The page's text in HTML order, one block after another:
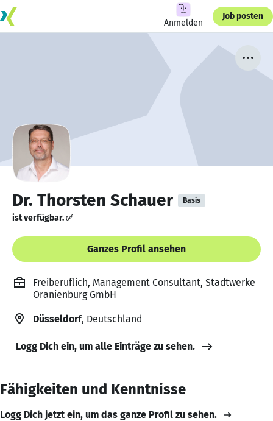
Anmelden
Job posten
Dr. Thorsten Schauer Basis
ist verfügbar. ✅
Ganzes Profil ansehen
Freiberuflich, Management Consultant, Stadtwerke
Oranienburg GmbH
Düsseldorf, Deutschland
Logg Dich ein, um alle Einträge zu sehen.
Fähigkeiten und Kenntnisse
Logg Dich jetzt ein, um das ganze Profil zu sehen.